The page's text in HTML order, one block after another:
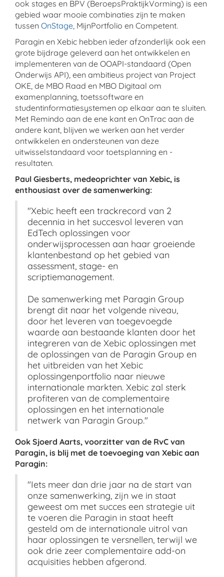
ook stages en BPV (BeroepsPraktijkVorming) is een
gebied waar mooie combinaties zijn te maken
tussen OnStage , MijnPortfolio en Competent.
Paragin en Xebic hebben ieder afzonderlijk ook een
grote bijdrage geleverd aan het ontwikkelen en
implementeren van de OOAPI-standaard (Open
Onderwijs API), een ambitieus project van Project
OKE, de MBO Raad en MBO Digitaal om
examenplanning, toetssoftware en
studentinformatiesystemen op elkaar aan te sluiten.
Met Remindo aan de ene kant en OnTrac aan de
andere kant, blijven we werken aan het verder
ontwikkelen en ondersteunen van deze
uitwisselstandaard voor toetsplanning en -
resultaten.
Paul Giesberts, medeoprichter van Xebic, is
enthousiast over de samenwerking:
"Xebic heeft een trackrecord van 2
decennia in het succesvol leveren van
EdTech oplossingen voor
onderwijsprocessen aan haar groeiende
klantenbestand op het gebied van
assessment, stage- en
scriptiemanagement.
De samenwerking met Paragin Group
brengt dit naar het volgende niveau,
door het leveren van toegevoegde
waarde aan bestaande klanten door het
integreren van de Xebic oplossingen met
de oplossingen van de Paragin Group en
het uitbreiden van het Xebic
oplossingenportfolio naar nieuwe
internationale markten. Xebic zal sterk
profiteren van de complementaire
oplossingen en het internationale
netwerk van Paragin Group."
Ook Sjoerd Aarts, voorzitter van de RvC van
Paragin, is blij met de toevoeging van Xebic aan
Paragin:
"Iets meer dan drie jaar na de start van
onze samenwerking, zijn we in staat
geweest om met succes een strategie uit
te voeren die Paragin in staat heeft
gesteld om de internationale uitrol van
haar oplossingen te versnellen, terwijl we
ook drie zeer complementaire add-on
acquisities hebben afgerond.